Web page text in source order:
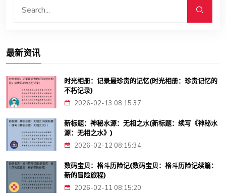
最新资讯
时光相册：记录最珍贵的记忆(时光相册：珍贵记忆的
不朽记录)
2026-02-13 08:15:37
新标题：神秘水源：无相之水(新标题：续写《神秘水
源：无相之水》)
2026-02-12 08:15:34
数码宝贝：格斗历险记(数码宝贝：格斗历险记续篇：
新的冒险旅程)
2026-02-11 08:15:20